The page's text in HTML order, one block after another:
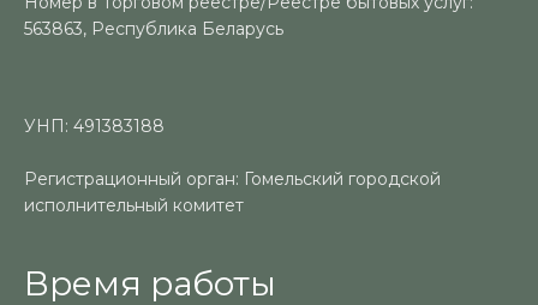
563863, Республика Беларусь
УНП: 491383188
Регистрационный орган: Гомельский городской
исполнительный комитет
Время работы